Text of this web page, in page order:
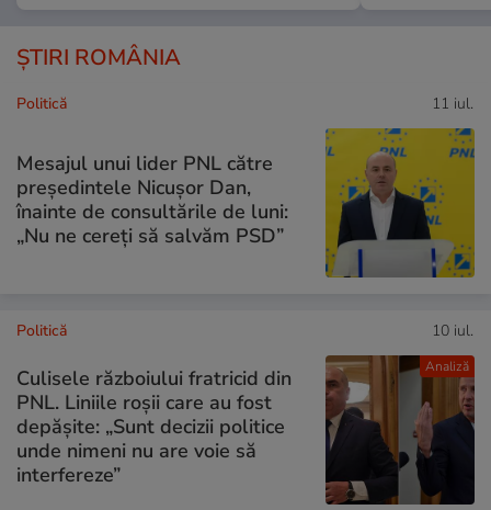
ȘTIRI ROMÂNIA
Politică 11 iul.
Mesajul unui lider PNL către
președintele Nicușor Dan,
înainte de consultările de luni:
„Nu ne cereți să salvăm PSD”
Analiză
Politică 10 iul.
Culisele războiului fratricid din
PNL. Liniile roșii care au fost
depășite: „Sunt decizii politice
unde nimeni nu are voie să
interfereze”